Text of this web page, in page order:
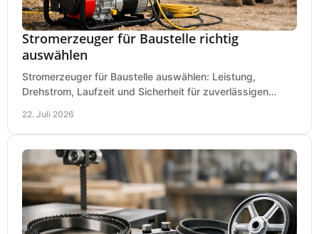
Stromerzeuger für Baustelle richtig
auswählen
Stromerzeuger für Baustelle auswählen: Leistung,
Drehstrom, Laufzeit und Sicherheit für zuverlässigen
22. Juli 2026